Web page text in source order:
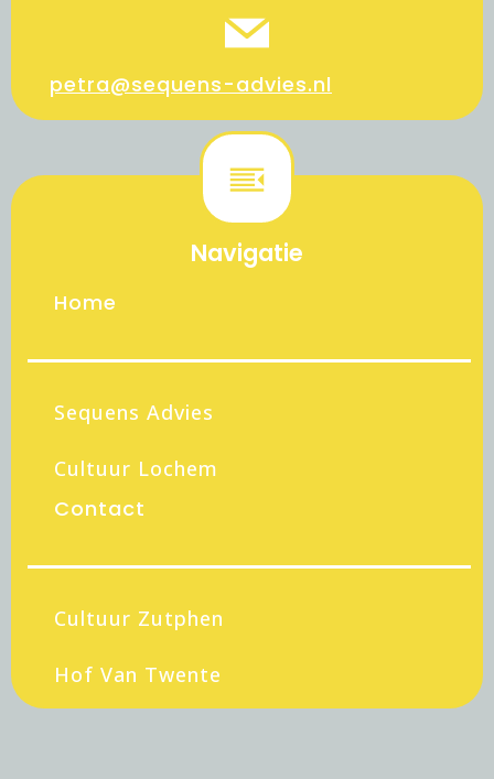
petra@sequens-advies.nl
Navigatie
Home
Sequens Advies
Cultuur Lochem
Contact
Cultuur Zutphen
Hof Van Twente